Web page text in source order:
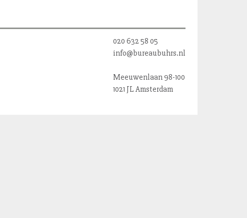
020 632 58 05
info@bureaubuhrs.nl
Meeuwenlaan 98-100
1021 JL Amsterdam